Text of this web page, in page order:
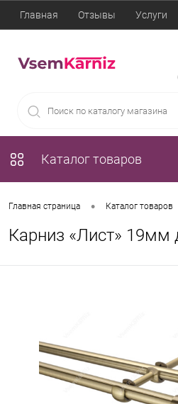
Главная Отзывы Услуги
Каталог товаров
Главная страница • Каталог товаров
Карниз «Лист» 19мм